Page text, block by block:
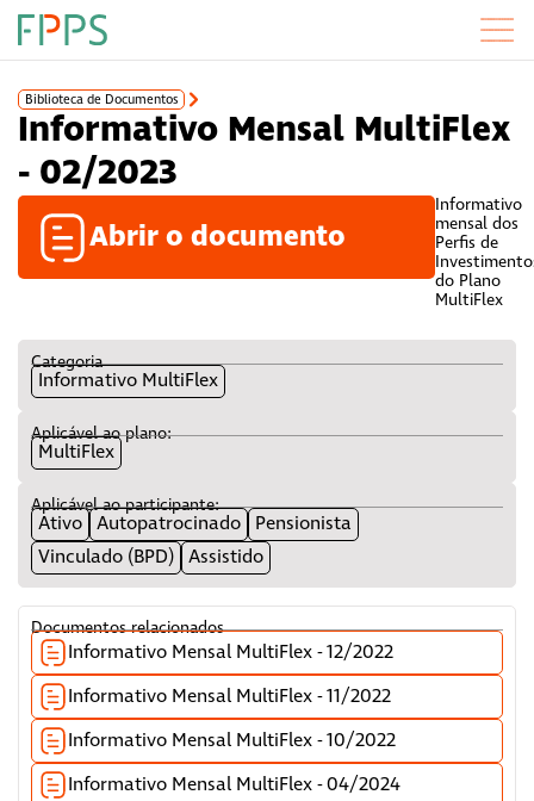
Biblioteca de Documentos
Informativo Mensal MultiFlex
- 02/2023
Abrir o documento
Informativo
mensal dos
Perfis de
do Plano
MultiFlex
Categoria
Informativo MultiFlex
Aplicável ao plano:
MultiFlex
Aplicável ao participante:
Ativo Autopatrocinado
Pensionista
Vinculado (BPD) Assistido
Documentos relacionados
Informativo Mensal MultiFlex - 12/2022
Informativo Mensal MultiFlex - 11/2022
Informativo Mensal MultiFlex - 10/2022
Informativo Mensal MultiFlex - 04/2024